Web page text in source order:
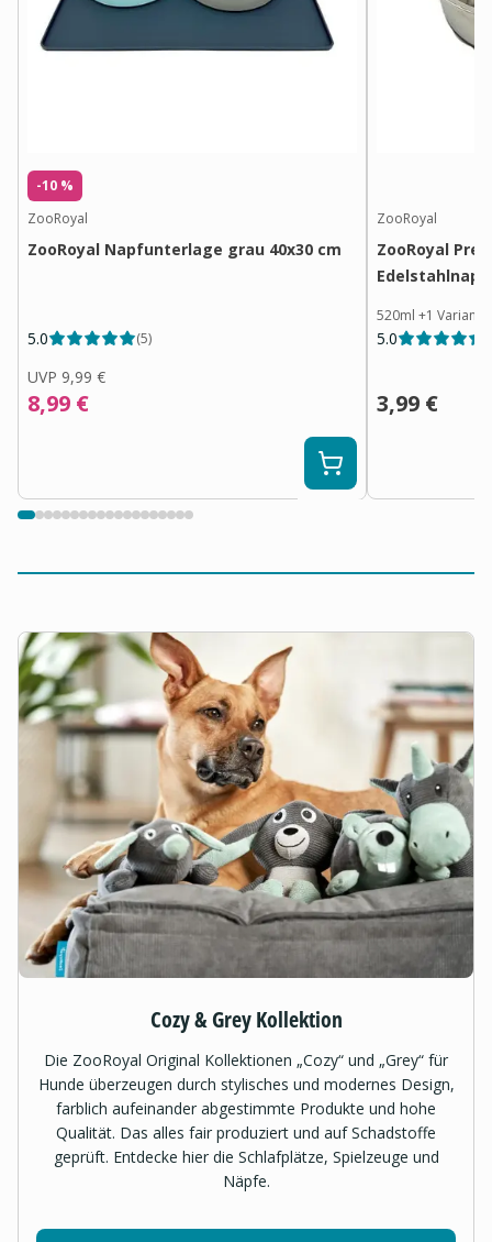
-10 %
ZooRoyal
ZooRoyal Napfunterlage grau 40x30 cm
5.0 (5)
UVP 9,99 €
8,99 €
ZooRoyal
ZooRoyal
Edelstahlnapf
520ml +1 Variante
5.0
3,99 €
Cozy & Grey Kollektion
Die ZooRoyal Original Kollektionen „Cozy“ und „Grey“ für
Hunde überzeugen durch stylisches und modernes Design,
farblich aufeinander abgestimmte Produkte und hohe
Qualität. Das alles fair produziert und auf Schadstoffe
geprüft. Entdecke hier die Schlafplätze, Spielzeuge und
Näpfe.